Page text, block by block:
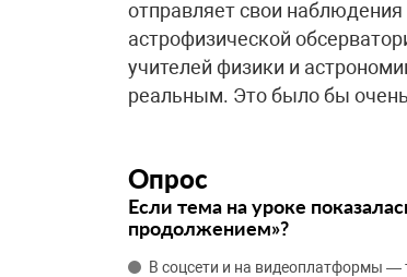
отправляет свои
астрофизической
учителей физики и
реальным. Это было бы
Опрос
Если тема на уроке
продолжением»?
В соцсети и на видеоплатформы —